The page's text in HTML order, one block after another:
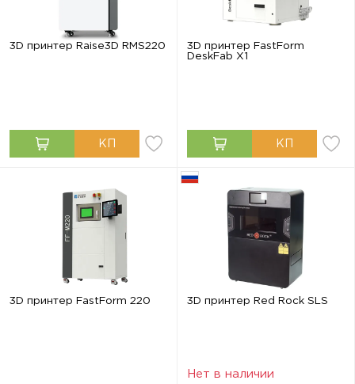
3D принтер Raise3D RMS220
3D принтер FastForm
DeskFab X1
3D принтер FastForm 220 3D принтер Red Rock SLS
Нет в наличии